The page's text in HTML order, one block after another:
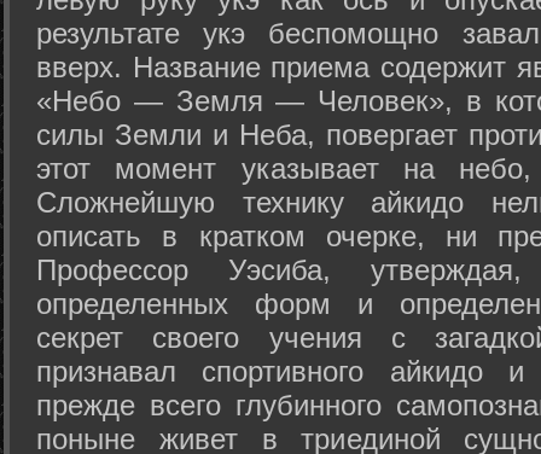
результате укэ беспомощно
вверх. Название приема содержит
«Небо — Земля — Человек», в
силы Земли и Неба, повергает
этот момент указывает на
Сложнейшую технику айкидо
описать в кратком очерке, ни
Профессор Уэсиба,
определенных форм и
секрет своего учения с
признавал спортивного айкидо
прежде всего глубинного
поныне живет в триединой